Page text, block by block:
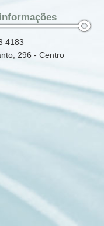
4183
296 - Centro